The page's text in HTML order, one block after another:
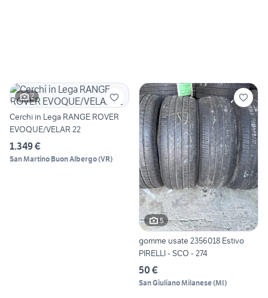
2
Cerchi in Lega RANGE ROVER
EVOQUE/VELAR 22
1.349 €
San Martino Buon Albergo(VR)
5
gomme usate 2356018 Estivo
PIRELLI - SCO - 274
50 €
San Giuliano Milanese(MI)